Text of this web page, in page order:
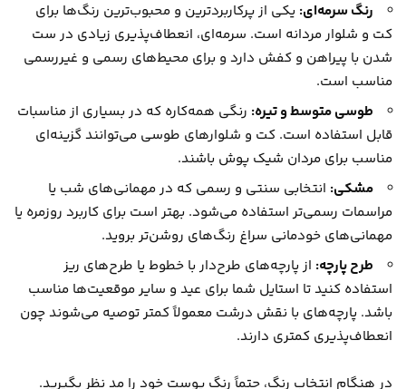
رنگ سرمه‌ای: یکی از پرکاربردترین و محبوب‌ترین رنگ‌ها برای
کت و شلوار مردانه است. سرمه‌ای، انعطاف‌پذیری زیادی در ست
شدن با پیراهن و کفش دارد و برای محیط‌های رسمی و غیررسمی
مناسب است.
طوسی متوسط و تیره: رنگی همه‌کاره که در بسیاری از مناسبات
قابل استفاده است. کت و شلوارهای طوسی می‌توانند گزینه‌ای
مناسب برای مردان شیک پوش باشند.
مشکی: انتخابی سنتی و رسمی که در مهمانی‌های شب یا
مراسمات رسمی‌تر استفاده می‌شود. بهتر است برای کاربرد روزمره یا
مهمانی‌های خودمانی سراغ رنگ‌های روشن‌تر بروید.
طرح پارچه: از پارچه‌های طرح‌دار با خطوط یا طرح‌های ریز
استفاده کنید تا استایل شما برای عید و سایر موقعیت‌ها مناسب
باشد. پارچه‌های با نقش درشت معمولاً کمتر توصیه می‌شوند چون
انعطاف‌پذیری کمتری دارند.
در هنگام انتخاب رنگ، حتماً رنگ پوست خود را مد نظر بگیرید.